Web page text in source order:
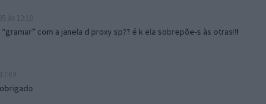
com a janela d proxy sp?? é k ela sobrepõe-s às otras!!!